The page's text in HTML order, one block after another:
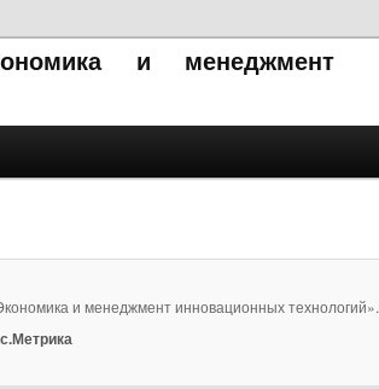
и менеджмент
и менеджмент инновационных технологий».